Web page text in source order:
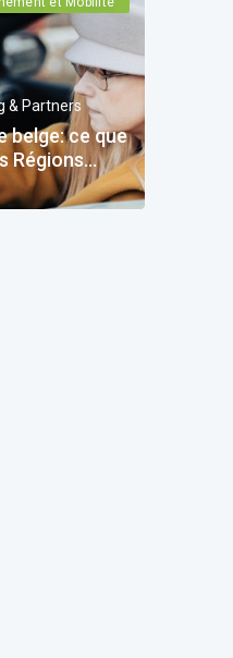
& Partners
belge: ce que
Régions